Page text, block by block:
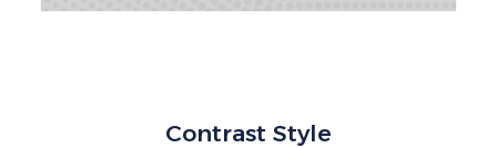
Contrast Style